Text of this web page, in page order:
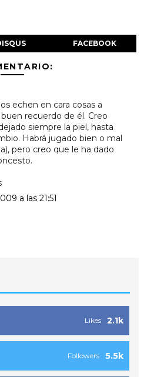
FACEBOOK
echen en cara cosas a
recuerdo de él. Creo
siempre la piel, hasta
Habrá jugado bien o mal
pero creo que le ha dado
a las 21:51
2.1k
Likes
5.5k
Followers